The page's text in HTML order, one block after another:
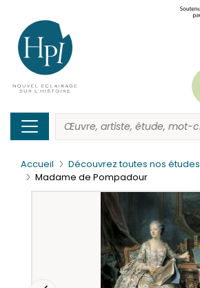
contenu
principal
Menu
secondaire
(header)
Accueil
Découvrez toutes nos études
Madame de Pompadour